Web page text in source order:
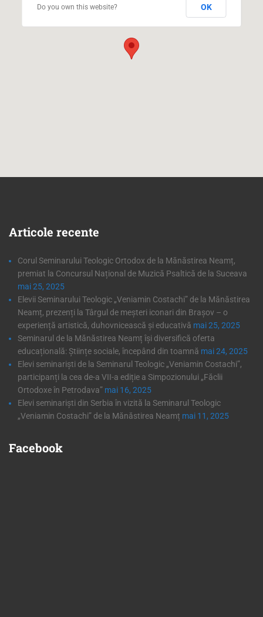
Do you own this website? OK
Articole recente
Corul Seminarului Teologic Ortodox de la Mănăstirea Neamț,
premiat la Concursul Național de Muzică Psaltică de la Suceava
mai 25, 2025
Elevii Seminarului Teologic „Veniamin Costachi” de la Mănăstirea
Neamț, prezenți la Târgul de meșteri iconari din Brașov – o
experiență artistică, duhovnicească și educativă mai 25, 2025
Seminarul de la Mănăstirea Neamț își diversifică oferta
educațională: Științe sociale, începând din toamnă mai 24, 2025
Elevi seminariști de la Seminarul Teologic „Veniamin Costachi”,
participanți la cea de-a VII-a ediție a Simpozionului „Făclii
Ortodoxe în Petrodava” mai 16, 2025
Elevi seminariști din Serbia în vizită la Seminarul Teologic
„Veniamin Costachi” de la Mănăstirea Neamț mai 11, 2025
Facebook